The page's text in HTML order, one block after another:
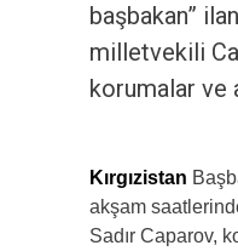
başbakan”
milletvekili
korumalar ve
Kırgızistan
akşam
Sadır Caparov,